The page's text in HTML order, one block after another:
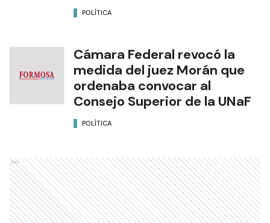
POLÍTICA
Cámara Federal revocó la
medida del juez Morán que
ordenaba convocar al
Consejo Superior de la UNaF
POLÍTICA
Ads